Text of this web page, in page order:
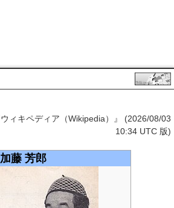
ィキペディア（Wikipedia）』 (2026/08/03
10:34 UTC 版)
加藤 芳郎